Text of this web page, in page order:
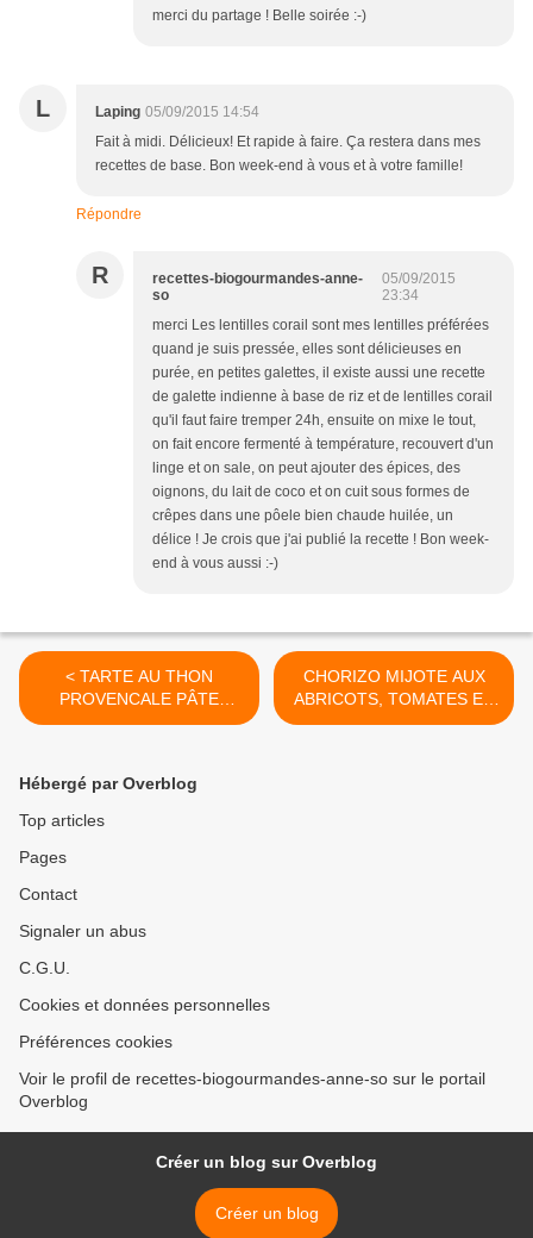
merci du partage ! Belle soirée :-)
L Laping 05/09/2015 14:54
Fait à midi. Délicieux! Et rapide à faire. Ça restera dans mes
recettes de base. Bon week-end à vous et à votre famille!
Répondre
R
recettes-biogourmandes-anne-
so
05/09/2015
23:34
merci Les lentilles corail sont mes lentilles préférées
quand je suis pressée, elles sont délicieuses en
purée, en petites galettes, il existe aussi une recette
de galette indienne à base de riz et de lentilles corail
qu'il faut faire tremper 24h, ensuite on mixe le tout,
on fait encore fermenté à température, recouvert d'un
linge et on sale, on peut ajouter des épices, des
oignons, du lait de coco et on cuit sous formes de
crêpes dans une pôele bien chaude huilée, un
délice ! Je crois que j'ai publié la recette ! Bon week-
end à vous aussi :-)
< TARTE AU THON
PROVENCALE PÂTE
BRISEE CROUSTI-
SOJA
CHORIZO MIJOTE AUX
ABRICOTS, TOMATES ET
POIS CHICHES SERVI
Hébergé par Overblog
Top articles
Pages
Contact
Signaler un abus
C.G.U.
Cookies et données personnelles
Préférences cookies
Voir le profil de recettes-biogourmandes-anne-so sur le portail
Overblog
Créer un blog sur Overblog
Créer un blog